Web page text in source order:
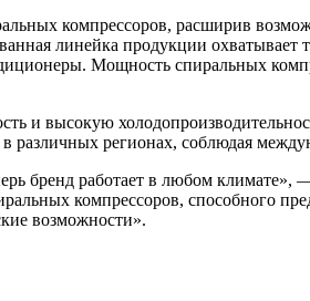
компрессоров, расширив
линейка продукции
Мощность спиральных
и высокую
различных регионах, соблюдая
бренд работает в любом
компрессоров, способного
возможности».